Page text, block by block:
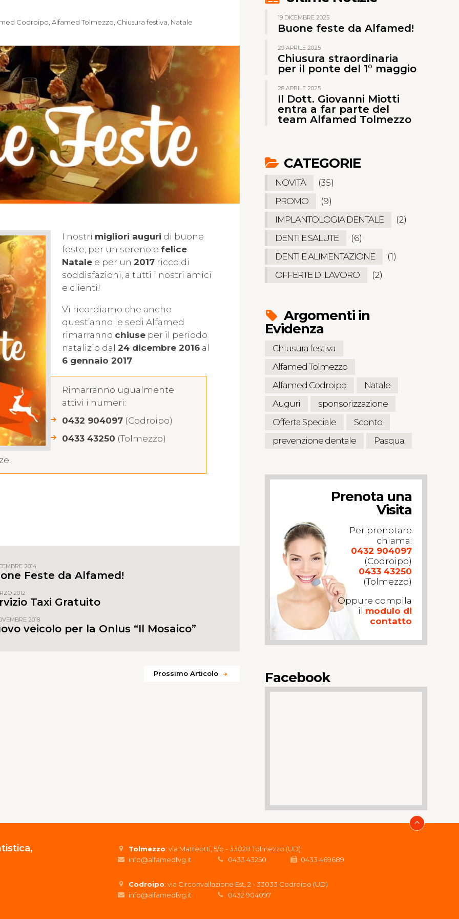
Codroipo Alfamed Tolmezzo Chiusura festiva Natale
I nostri migliori auguri di buone
feste, per un sereno e felice
Natale e per un 2017 ricco di
soddisfazioni, a tutti i nostri amici
e clienti!
Vi ricordiamo che anche
quest’anno le sedi Alfamed
rimarranno chiuse per il periodo
natalizio dal 24 dicembre 2016 al
6 gennaio 2017.
Rimarranno ugualmente
attivi i numeri:
0432 904097 (Codroipo)
0433 43250 (Tolmezzo)
l
g
a
2014
Feste da Alfamed!
2012
Taxi Gratuito
2018
veicolo per la Onlus “Il Mosaico”
Prossimo Articolo
19 DICEMBRE 2025
Buone feste da Alfamed!
29 APRILE 2025
Chiusura straordinaria
per il ponte del 1° maggio
28 APRILE 2025
Il Dott. Giovanni Miotti
entra a far parte del
team Alfamed Tolmezzo
CATEGORIE
NOVITÀ
(35)
PROMO
(9)
IMPLANTOLOGIA DENTALE
(2)
DENTI E SALUTE
(6)
DENTI E ALIMENTAZIONE
(1)
OFFERTE DI LAVORO
(2)
Argomenti in
Evidenza
Chiusura festiva
Alfamed Tolmezzo
Alfamed Codroipo
Natale
Auguri
sponsorizzazione
Offerta Speciale
Sconto
prevenzione dentale
Pasqua
Prenota una
Visita
Per prenotare
chiama:
0432 904097
(Codroipo)
0433 43250
(Tolmezzo)
Oppure compila
il modulo di
contatto
Facebook
Tolmezzo: via Matteotti, 5/b - 33028 Tolmezzo (UD)
info@alfamedfvg.it
0433 43250 0433 469689
Codroipo: via Circonvallazione Est, 2 - 33033 Codroipo (UD)
info@alfamedfvg.it
0432 904097